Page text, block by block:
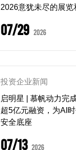
2026意犹未尽的展览
07/29 2026
投资企业新闻
启明星 | 慕帆动力完
超5亿元融资，为AI
安全底座
07/13 2026